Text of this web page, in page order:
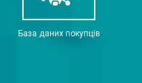
База даних покупців